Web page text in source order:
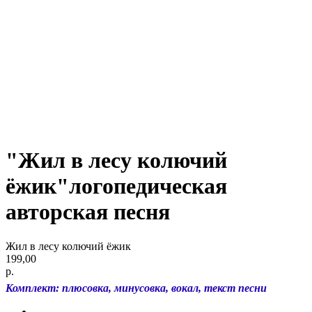
"Жил в лесу колючий
ёжик"логопедическая
авторская песня
Жил в лесу колючий ёжик
199,00
р.
Комплект: плюсовка, минусовка, вокал, текст песни